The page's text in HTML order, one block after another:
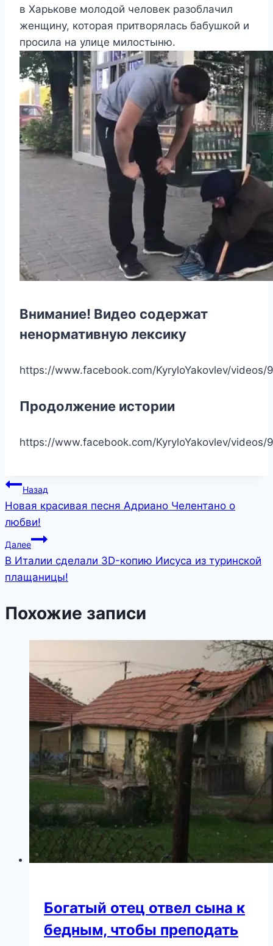
в Харькове молодой человек разоблачил
женщину, которая притворялась бабушкой и
просила на улице милостыню.
Внимание! Видео содержат
ненормативную лексику
https://www.facebook.com/KyryloYakovlev/
Продолжение истории
https://www.facebook.com/KyryloYakovlev/
Навигация
по
записям
Назад
Новая красивая песня Адриано Челентано о
любви!
Далее
В Италии сделали 3D-копию Иисуса из туринской
плащаницы!
Похожие записи
Богатый отец отвел сына к
бедным, чтобы преподать